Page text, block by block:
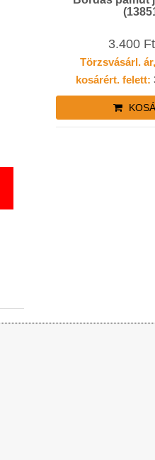
3.400
Törzsvásárl.
kosárért. felett: